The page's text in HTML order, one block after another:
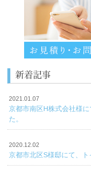
新着記事
2021.01.07
京都市南区H株式会社様
た。
2020.12.02
京都市北区S様邸にて、ト